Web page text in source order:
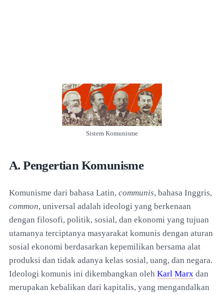
Sistem Komunisme
A. Pengertian Komunisme
Komunisme dari bahasa Latin, communis, bahasa Inggris,
common, universal adalah ideologi yang berkenaan
dengan filosofi, politik, sosial, dan ekonomi yang tujuan
utamanya terciptanya masyarakat komunis dengan aturan
sosial ekonomi berdasarkan kepemilikan bersama alat
produksi dan tidak adanya kelas sosial, uang, dan negara.
Ideologi komunis ini dikembangkan oleh Karl Marx dan
merupakan kebalikan dari kapitalis, yang mengandalkan